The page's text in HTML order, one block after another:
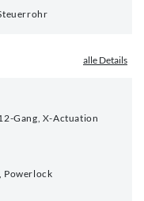
alle Details
Gang, X-Actuation
Powerlock